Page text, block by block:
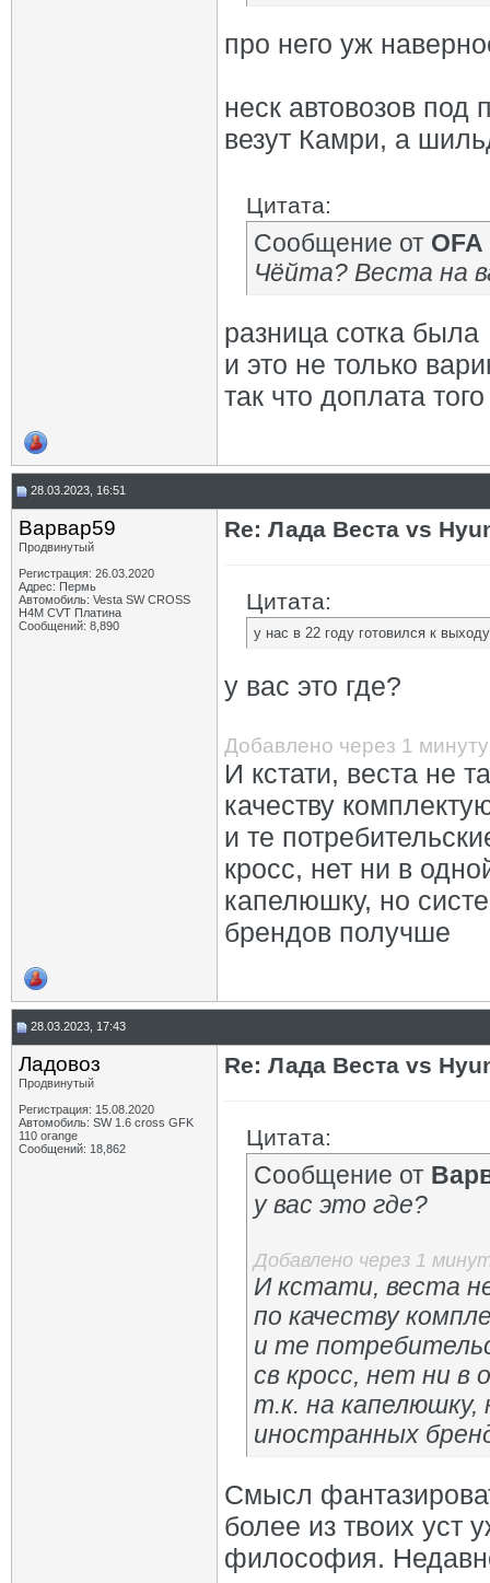
про него уж
неск автовозов под
везут Камри, а
Цитата:
Сообщение от OFA
Чёйта? Веста на
разница сотка была
и это не только
так что доплата
28.03.2023, 16:51
Варвар59
Продвинутый
Регистрация: 26.03.2020
Адрес: Пермь
Автомобиль: Vesta SW CROSS
H4M CVT Платина
Сообщений: 8,890
Re: Лада Веста vs
Цитата:
у нас в 22 году готовился к
у вас это где?
Добавлено через 1 минуту
И кстати, веста не
качеству
и те
кросс, нет ни в
капелюшку, но
брендов получше
28.03.2023, 17:43
Ладовоз
Продвинутый
Регистрация: 15.08.2020
Автомобиль: SW 1.6 cross GFK
110 orange
Сообщений: 18,862
Re: Лада Веста vs
Цитата:
Сообщение от
у вас это где?
Добавлено через 1
И кстати, веста
по качеству
и те
св кросс, нет ни в
т.к. на капелюшку,
иностранных
Смысл
более из твоих уст
философия.